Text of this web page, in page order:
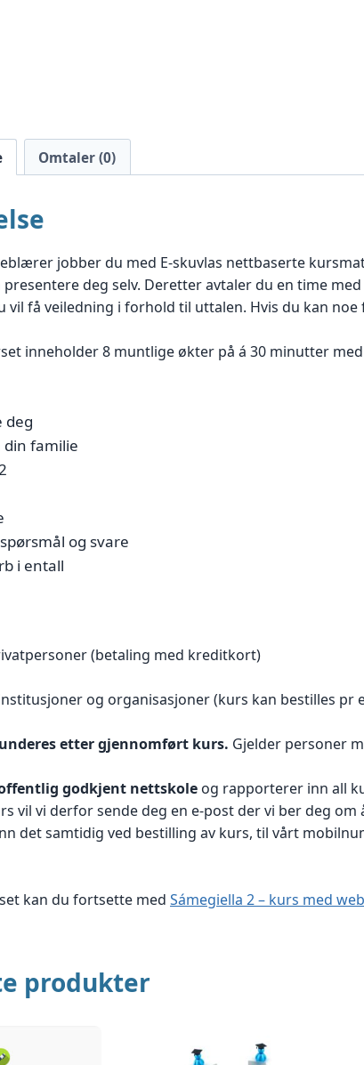
Omtaler (0)
jobber du med E-skuvlas nettbaserte
presentere deg selv. Deretter avtaler du en time
vil få veiledning i forhold til uttalen. Hvis du kan
inneholder 8 muntlige økter på á 30 minutter
deg
familie
og svare
i entall
(betaling med kreditkort)
og organisasjoner (kurs kan bestilles pr
etter gjennomført kurs. Gjelder personer
godkjent nettskole og rapporterer inn all
vil vi derfor sende deg en e-post der vi ber deg
det samtidig ved bestilling av kurs, til vårt
kan du fortsette med Sámegiella 2 – kurs med
produkter